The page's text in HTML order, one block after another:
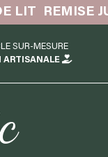
LIT REMISE
SUR-MESURE
ARTISANALE